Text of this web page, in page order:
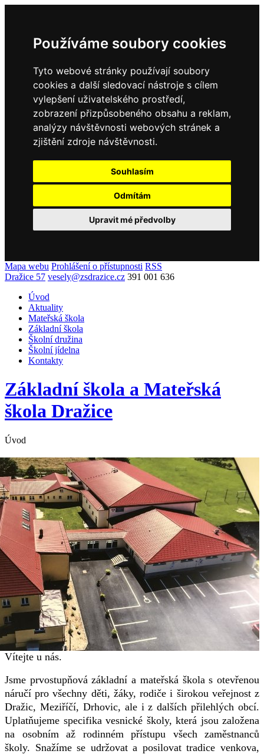
Používáme soubory cookies
Tyto webové stránky používají soubory
cookies a další sledovací nástroje s cílem
vylepšení uživatelského prostředí,
zobrazení přizpůsobeného obsahu a reklam,
analýzy návštěvnosti webových stránek a
zjištění zdroje návštěvnosti.
Souhlasím
Odmítám
Upravit mé předvolby
Mapa webu Prohlášení o přístupnosti RSS
Dražice 57 vesely@zsdrazice.cz 391 001 636
Úvod
Aktuality
Mateřská škola
Základní škola
Školní družina
Školní jídelna
Kontakty
Základní škola a Mateřská
škola Dražice
Úvod
Vítejte u nás.
Jsme prvostupňová základní a mateřská škola s otevřenou
náručí pro všechny děti, žáky, rodiče i širokou veřejnost z
Dražic, Meziříčí, Drhovic, ale i z dalších přilehlých obcí.
Uplatňujeme specifika vesnické školy, která jsou založena
na osobním až rodinném přístupu všech zaměstnanců
školy. Snažíme se udržovat a posilovat tradice venkova,